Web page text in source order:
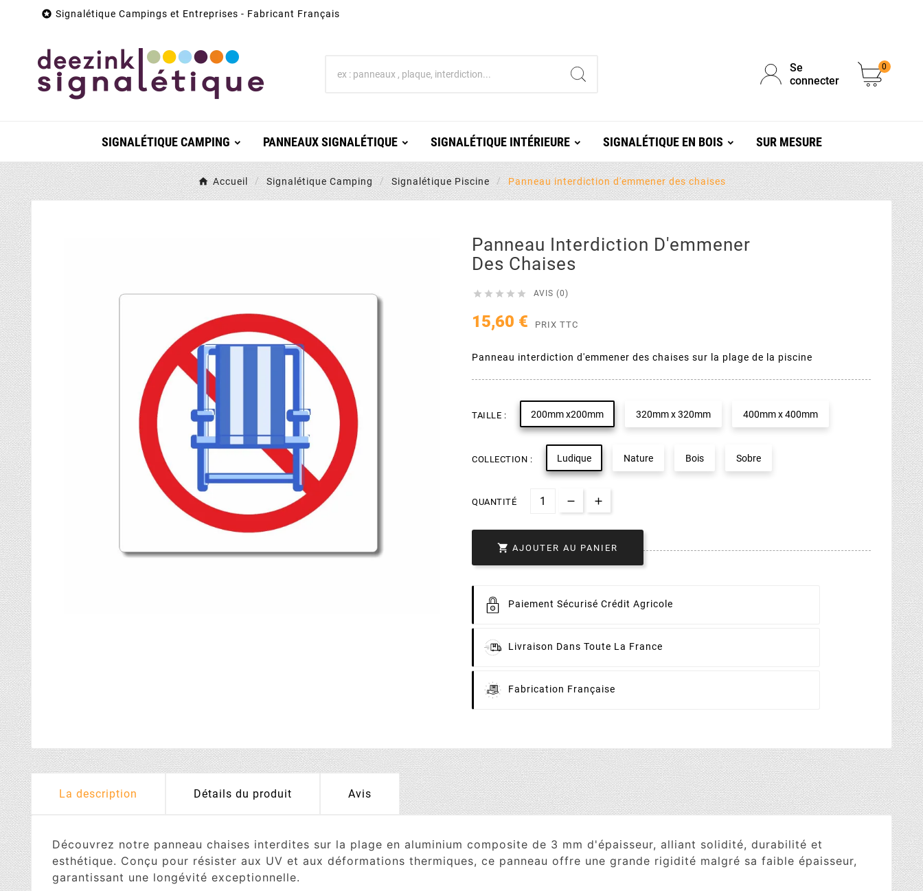
 Signalétique Campings et Entreprises - Fabricant Français
Se
connecter
0
SIGNALÉTIQUE CAMPING PANNEAUX SIGNALÉTIQUE SIGNALÉTIQUE INTÉRIEURE SIGNALÉTIQUE EN BOIS SUR MESURE
Accueil Signalétique Camping Signalétique Piscine Panneau interdiction d'emmener des chaises
Panneau Interdiction D'emmener
Des Chaises
     AVIS (0)
15,60 € PRIX TTC
Panneau interdiction d'emmener des chaises sur la plage de la piscine
TAILLE : 200mm x200mm 320mm x 320mm 400mm x 400mm
COLLECTION : Ludique Nature Bois Sobre
QUANTITÉ
 AJOUTER AU PANIER
Paiement Sécurisé Crédit Agricole
Livraison Dans Toute La France
Fabrication Française
La description Détails du produit Avis
Découvrez notre panneau chaises interdites sur la plage en aluminium composite de 3 mm d'épaisseur, alliant solidité, durabilité et
esthétique. Conçu pour résister aux UV et aux déformations thermiques, ce panneau offre une grande rigidité malgré sa faible épaisseur,
garantissant une longévité exceptionnelle.